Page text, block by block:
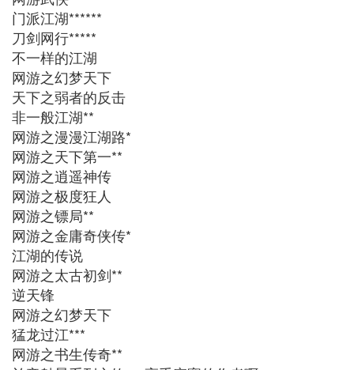
门派江湖******
刀剑网行*****
不一样的江湖
网游之幻梦天下
天下之弱者的反击
非一般江湖**
网游之漫漫江湖路*
网游之天下第一**
网游之逍遥神传
网游之极度狂人
网游之镖局**
网游之金庸奇侠传*
江湖的传说
网游之太古初剑**
逆天锋
网游之幻梦天下
猛龙过江***
网游之书生传奇**